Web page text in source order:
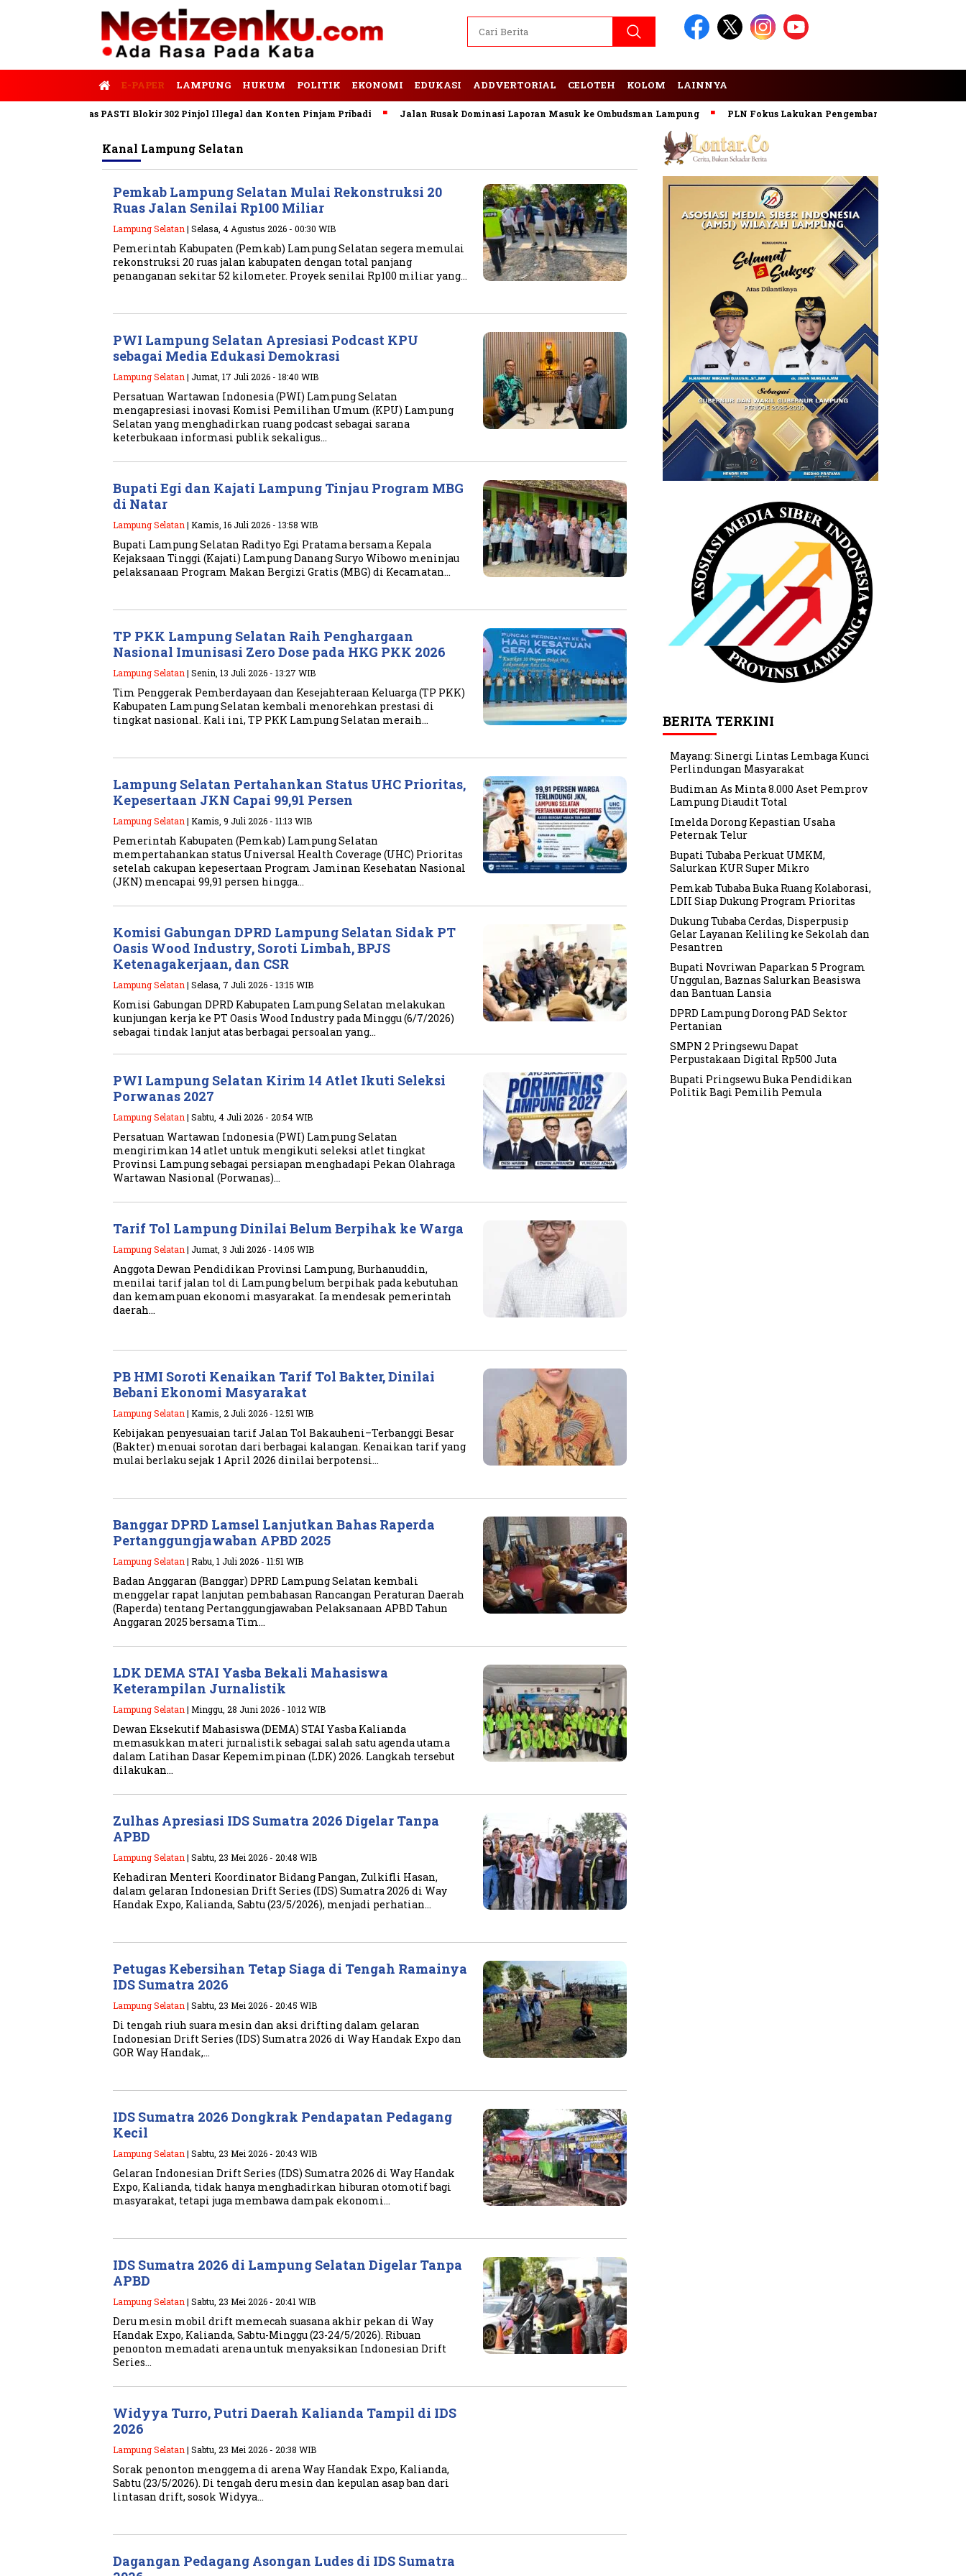
E-PAPER LAMPUNG HUKUM POLITIK EKONOMI EDUKASI ADDVERTORIAL CELOTEH KOLOM LAINNYA
Satgas PASTI Blokir 302 Pinjol Illegal dan Konten Pinjam Pribadi Jalan Rusak Dominasi Laporan Masuk ke Ombudsman Lampung PLN Fokus Lakukan Pengembangan Pembangkit EBT
Kanal Lampung Selatan
Pemkab Lampung Selatan Mulai Rekonstruksi 20
Ruas Jalan Senilai Rp100 Miliar
Lampung Selatan | Selasa, 4 Agustus 2026 - 00:30 WIB
Pemerintah Kabupaten (Pemkab) Lampung Selatan segera memulai
rekonstruksi 20 ruas jalan kabupaten dengan total panjang
penanganan sekitar 52 kilometer. Proyek senilai Rp100 miliar yang…
PWI Lampung Selatan Apresiasi Podcast KPU
sebagai Media Edukasi Demokrasi
Lampung Selatan | Jumat, 17 Juli 2026 - 18:40 WIB
Persatuan Wartawan Indonesia (PWI) Lampung Selatan
mengapresiasi inovasi Komisi Pemilihan Umum (KPU) Lampung
Selatan yang menghadirkan ruang podcast sebagai sarana
keterbukaan informasi publik sekaligus…
Bupati Egi dan Kajati Lampung Tinjau Program MBG
di Natar
Lampung Selatan | Kamis, 16 Juli 2026 - 13:58 WIB
Bupati Lampung Selatan Radityo Egi Pratama bersama Kepala
Kejaksaan Tinggi (Kajati) Lampung Danang Suryo Wibowo meninjau
pelaksanaan Program Makan Bergizi Gratis (MBG) di Kecamatan…
TP PKK Lampung Selatan Raih Penghargaan
Nasional Imunisasi Zero Dose pada HKG PKK 2026
Lampung Selatan | Senin, 13 Juli 2026 - 13:27 WIB
Tim Penggerak Pemberdayaan dan Kesejahteraan Keluarga (TP PKK)
Kabupaten Lampung Selatan kembali menorehkan prestasi di
tingkat nasional. Kali ini, TP PKK Lampung Selatan meraih…
Lampung Selatan Pertahankan Status UHC Prioritas,
Kepesertaan JKN Capai 99,91 Persen
Lampung Selatan | Kamis, 9 Juli 2026 - 11:13 WIB
Pemerintah Kabupaten (Pemkab) Lampung Selatan
mempertahankan status Universal Health Coverage (UHC) Prioritas
setelah cakupan kepesertaan Program Jaminan Kesehatan Nasional
(JKN) mencapai 99,91 persen hingga…
Komisi Gabungan DPRD Lampung Selatan Sidak PT
Oasis Wood Industry, Soroti Limbah, BPJS
Ketenagakerjaan, dan CSR
Lampung Selatan | Selasa, 7 Juli 2026 - 13:15 WIB
Komisi Gabungan DPRD Kabupaten Lampung Selatan melakukan
kunjungan kerja ke PT Oasis Wood Industry pada Minggu (6/7/2026)
sebagai tindak lanjut atas berbagai persoalan yang…
PWI Lampung Selatan Kirim 14 Atlet Ikuti Seleksi
Porwanas 2027
Lampung Selatan | Sabtu, 4 Juli 2026 - 20:54 WIB
Persatuan Wartawan Indonesia (PWI) Lampung Selatan
mengirimkan 14 atlet untuk mengikuti seleksi atlet tingkat
Provinsi Lampung sebagai persiapan menghadapi Pekan Olahraga
Wartawan Nasional (Porwanas)…
Tarif Tol Lampung Dinilai Belum Berpihak ke Warga
Lampung Selatan | Jumat, 3 Juli 2026 - 14:05 WIB
Anggota Dewan Pendidikan Provinsi Lampung, Burhanuddin,
menilai tarif jalan tol di Lampung belum berpihak pada kebutuhan
dan kemampuan ekonomi masyarakat. Ia mendesak pemerintah
daerah…
PB HMI Soroti Kenaikan Tarif Tol Bakter, Dinilai
Bebani Ekonomi Masyarakat
Lampung Selatan | Kamis, 2 Juli 2026 - 12:51 WIB
Kebijakan penyesuaian tarif Jalan Tol Bakauheni–Terbanggi Besar
(Bakter) menuai sorotan dari berbagai kalangan. Kenaikan tarif yang
mulai berlaku sejak 1 April 2026 dinilai berpotensi…
Banggar DPRD Lamsel Lanjutkan Bahas Raperda
Pertanggungjawaban APBD 2025
Lampung Selatan | Rabu, 1 Juli 2026 - 11:51 WIB
Badan Anggaran (Banggar) DPRD Lampung Selatan kembali
menggelar rapat lanjutan pembahasan Rancangan Peraturan Daerah
(Raperda) tentang Pertanggungjawaban Pelaksanaan APBD Tahun
Anggaran 2025 bersama Tim…
LDK DEMA STAI Yasba Bekali Mahasiswa
Keterampilan Jurnalistik
Lampung Selatan | Minggu, 28 Juni 2026 - 10:12 WIB
Dewan Eksekutif Mahasiswa (DEMA) STAI Yasba Kalianda
memasukkan materi jurnalistik sebagai salah satu agenda utama
dalam Latihan Dasar Kepemimpinan (LDK) 2026. Langkah tersebut
dilakukan…
Zulhas Apresiasi IDS Sumatra 2026 Digelar Tanpa
APBD
Lampung Selatan | Sabtu, 23 Mei 2026 - 20:48 WIB
Kehadiran Menteri Koordinator Bidang Pangan, Zulkifli Hasan,
dalam gelaran Indonesian Drift Series (IDS) Sumatra 2026 di Way
Handak Expo, Kalianda, Sabtu (23/5/2026), menjadi perhatian…
Petugas Kebersihan Tetap Siaga di Tengah Ramainya
IDS Sumatra 2026
Lampung Selatan | Sabtu, 23 Mei 2026 - 20:45 WIB
Di tengah riuh suara mesin dan aksi drifting dalam gelaran
Indonesian Drift Series (IDS) Sumatra 2026 di Way Handak Expo dan
GOR Way Handak,…
IDS Sumatra 2026 Dongkrak Pendapatan Pedagang
Kecil
Lampung Selatan | Sabtu, 23 Mei 2026 - 20:43 WIB
Gelaran Indonesian Drift Series (IDS) Sumatra 2026 di Way Handak
Expo, Kalianda, tidak hanya menghadirkan hiburan otomotif bagi
masyarakat, tetapi juga membawa dampak ekonomi…
IDS Sumatra 2026 di Lampung Selatan Digelar Tanpa
APBD
Lampung Selatan | Sabtu, 23 Mei 2026 - 20:41 WIB
Deru mesin mobil drift memecah suasana akhir pekan di Way
Handak Expo, Kalianda, Sabtu-Minggu (23-24/5/2026). Ribuan
penonton memadati arena untuk menyaksikan Indonesian Drift
Series…
Widyya Turro, Putri Daerah Kalianda Tampil di IDS
2026
Lampung Selatan | Sabtu, 23 Mei 2026 - 20:38 WIB
Sorak penonton menggema di arena Way Handak Expo, Kalianda,
Sabtu (23/5/2026). Di tengah deru mesin dan kepulan asap ban dari
lintasan drift, sosok Widyya…
Dagangan Pedagang Asongan Ludes di IDS Sumatra
BERITA TERKINI
Mayang: Sinergi Lintas Lembaga Kunci
Perlindungan Masyarakat
Budiman As Minta 8.000 Aset Pemprov
Lampung Diaudit Total
Imelda Dorong Kepastian Usaha
Peternak Telur
Bupati Tubaba Perkuat UMKM,
Salurkan KUR Super Mikro
Pemkab Tubaba Buka Ruang Kolaborasi,
LDII Siap Dukung Program Prioritas
Dukung Tubaba Cerdas, Disperpusip
Gelar Layanan Keliling ke Sekolah dan
Pesantren
Bupati Novriwan Paparkan 5 Program
Unggulan, Baznas Salurkan Beasiswa
dan Bantuan Lansia
DPRD Lampung Dorong PAD Sektor
Pertanian
SMPN 2 Pringsewu Dapat
Perpustakaan Digital Rp500 Juta
Bupati Pringsewu Buka Pendidikan
Politik Bagi Pemilih Pemula